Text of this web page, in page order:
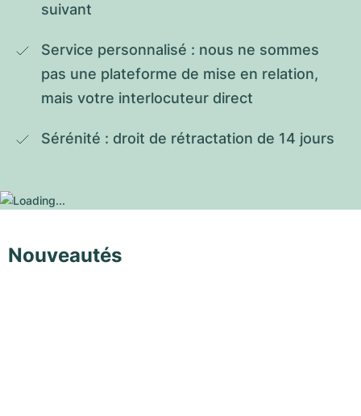
suivant
Service personnalisé : nous ne sommes
pas une plateforme de mise en relation,
mais votre interlocuteur direct
Sérénité : droit de rétractation de 14 jours
Nouveautés